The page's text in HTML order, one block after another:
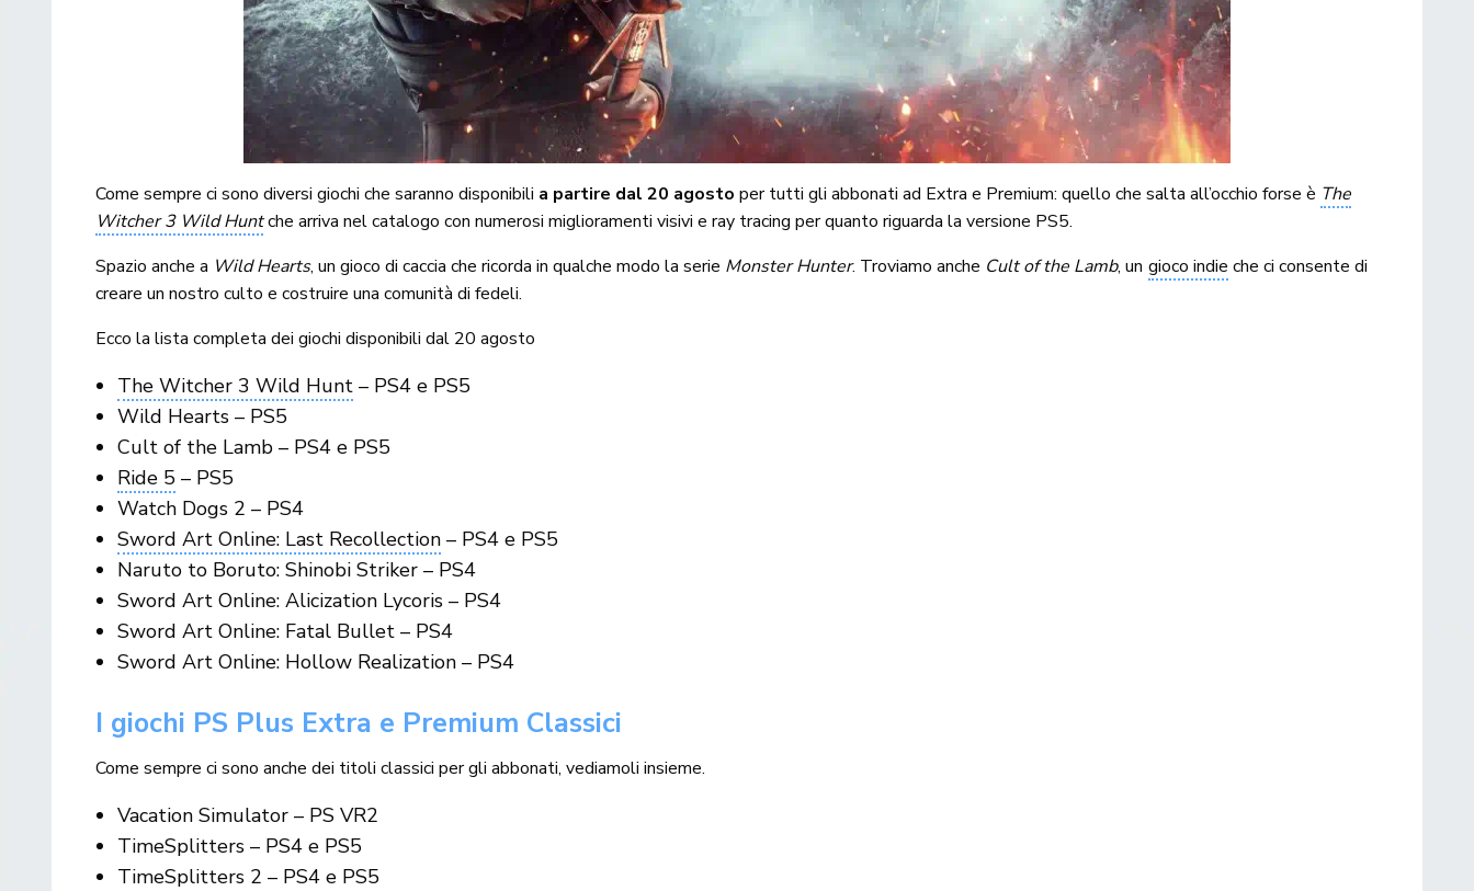
Come sempre ci sono diversi giochi che saranno disponibili a partire dal 20 agosto per tutti gli abbonati ad Extra e Premium: quello che salta all’occhio forse è The
Witcher 3 Wild Huntche arriva nel catalogo con numerosi miglioramenti visivi e ray tracing per quanto riguarda la versione PS5.
Spazio anche a Wild Hearts, un gioco di caccia che ricorda in qualche modo la serie Monster Hunter. Troviamo anche Cult of the Lamb, un gioco indie che ci consente di
creare un nostro culto e costruire una comunità di fedeli.
Ecco la lista completa dei giochi disponibili dal 20 agosto
The Witcher 3 Wild Hunt – PS4 e PS5
Wild Hearts – PS5
Cult of the Lamb – PS4 e PS5
Ride 5 – PS5
Watch Dogs 2 – PS4
Sword Art Online: Last Recollection – PS4 e PS5
Naruto to Boruto: Shinobi Striker – PS4
Sword Art Online: Alicization Lycoris – PS4
Sword Art Online: Fatal Bullet – PS4
Sword Art Online: Hollow Realization – PS4
I giochi PS Plus Extra e Premium Classici
Come sempre ci sono anche dei titoli classici per gli abbonati, vediamoli insieme.
Vacation Simulator – PS VR2
TimeSplitters – PS4 e PS5
TimeSplitters 2 – PS4 e PS5